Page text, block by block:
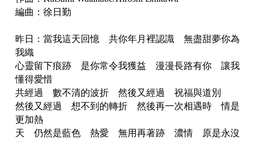
編曲：徐日勤
昨日：當我這天回憶 共你年月裡認識 無盡甜夢你為
我織
心靈留下痕跡 是你常令我獲益 漫漫長路有你 讓我
懂得愛惜
共經過 數不清的波折 然後又經過 祝福與道別
然後又經過 想不到的轉折 然後再一次相遇時 情是
更加熱
天 仍然是藍色 熱愛 無用再著跡 濃情 原是永沒